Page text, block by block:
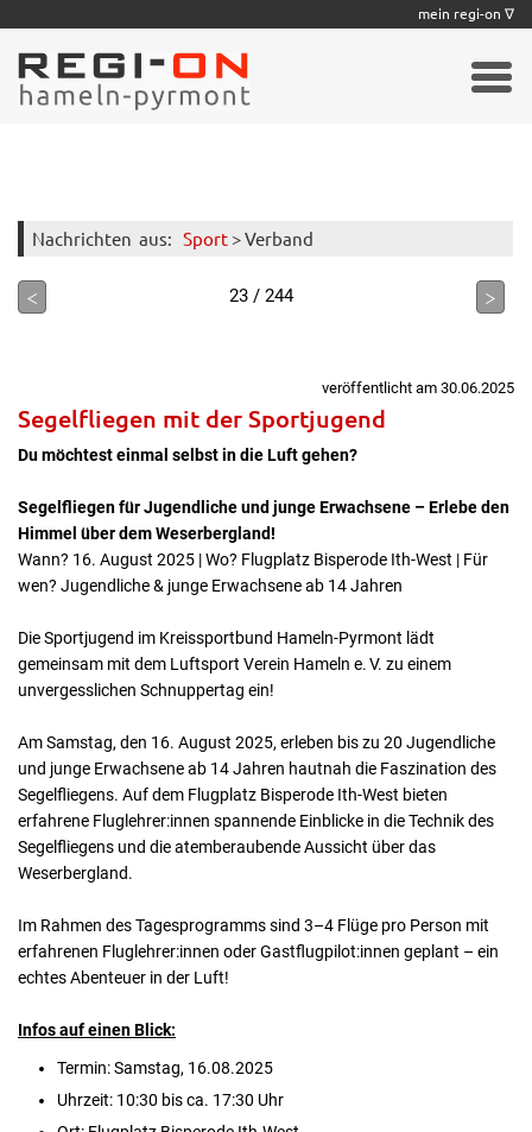
Nachrichten aus: Sport > Verband
< 23 / 244 >
veröffentlicht am 30.06.2025
Segelfliegen mit der Sportjugend
Du möchtest einmal selbst in die Luft gehen?
Segelfliegen für Jugendliche und junge Erwachsene – Erlebe den
Himmel über dem Weserbergland!
Wann? 16. August 2025 | Wo? Flugplatz Bisperode Ith-West | Für
wen? Jugendliche & junge Erwachsene ab 14 Jahren
Die Sportjugend im Kreissportbund Hameln-Pyrmont lädt
gemeinsam mit dem Luftsport Verein Hameln e. V. zu einem
unvergesslichen Schnuppertag ein!
Am Samstag, den 16. August 2025, erleben bis zu 20 Jugendliche
und junge Erwachsene ab 14 Jahren hautnah die Faszination des
Segelfliegens. Auf dem Flugplatz Bisperode Ith-West bieten
erfahrene Fluglehrer:innen spannende Einblicke in die Technik des
Segelfliegens und die atemberaubende Aussicht über das
Weserbergland.
Im Rahmen des Tagesprogramms sind 3–4 Flüge pro Person mit
erfahrenen Fluglehrer:innen oder Gastflugpilot:innen geplant – ein
echtes Abenteuer in der Luft!
Infos auf einen Blick:
Termin: Samstag, 16.08.2025
Uhrzeit: 10:30 bis ca. 17:30 Uhr
mein regi-on ∇